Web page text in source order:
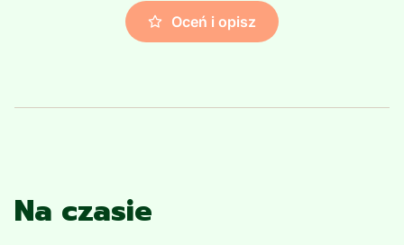
Oceń i opisz
Na czasie